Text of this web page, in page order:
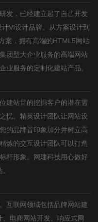
发，已经建立起了自己开发
VI设计品牌。从方案设计到
案，拥有高端的HTML5网站
团型大企业服务的高端网站
业服务的定制化建站产品。
建站目的挖掘客户的潜在需
忧。精英设计团队让网站设
的品牌首印象加分并树立高
炼的交互设计团队可以打造
杆形象。网建科技用心做好
互联网领域包括品牌网站建
电商网站开发、响应式网